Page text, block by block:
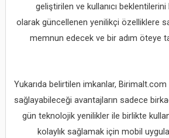
geliştirilen ve kullanıcı
olarak güncellenen yenilikçi özelliklere
memnun edecek ve bir adım öteye
Yukarıda belirtilen imkanlar, Birimalt.com
sağlayabileceği avantajların sadece
gün teknolojik yenilikler ile birlikte
kolaylık sağlamak için mobil